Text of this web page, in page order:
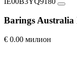
Barings
€ 0.00 милион